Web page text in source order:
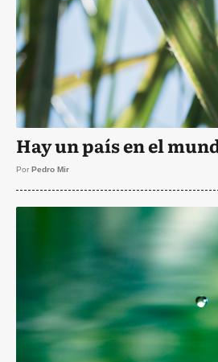
Hay un país en el
Por Pedro Mir